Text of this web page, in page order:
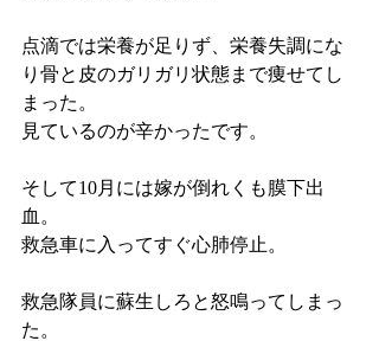
点滴では栄養が足りず、栄養失調にな
り骨と皮のガリガリ状態まで痩せてし
まった。
見ているのが辛かったです。
そして10月には嫁が倒れくも膜下出
血。
救急車に入ってすぐ心肺停止。
救急隊員に蘇生しろと怒鳴ってしまっ
た。